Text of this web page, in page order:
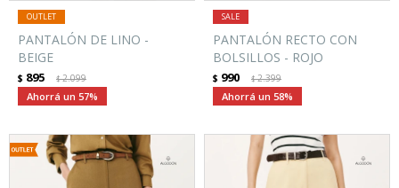
PANTALÓN DE LINO -
BEIGE
$ 895 $2.099
57
PANTALÓN RECTO CON
BOLSILLOS - ROJO
$ 990 $2.399
58